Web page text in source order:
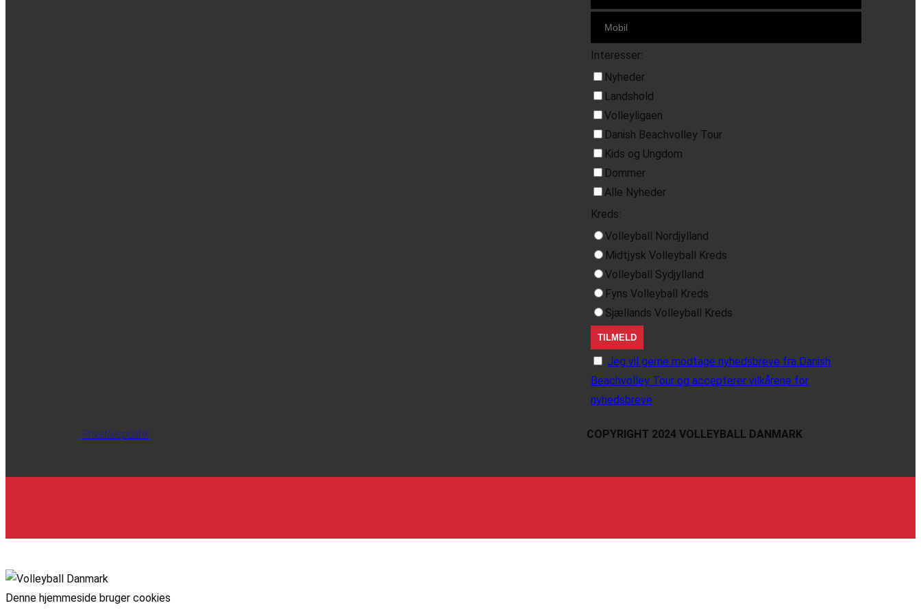
Interesser:
Nyheder
Landshold
Volleyligaen
Danish Beachvolley Tour
Kids og Ungdom
Dommer
Alle Nyheder
Kreds:
Volleyball Nordjylland
Midtjysk Volleyball Kreds
Volleyball Sydjylland
Fyns Volleyball Kreds
Sjællands Volleyball Kreds
Jeg vil gerne modtage nyhedsbreve fra Danish
Beachvolley Tour og accepterer vilkårene for
nyhedsbreve
Privatlivspolitik COPYRIGHT 2024 VOLLEYBALL DANMARK
Denne hjemmeside bruger cookies